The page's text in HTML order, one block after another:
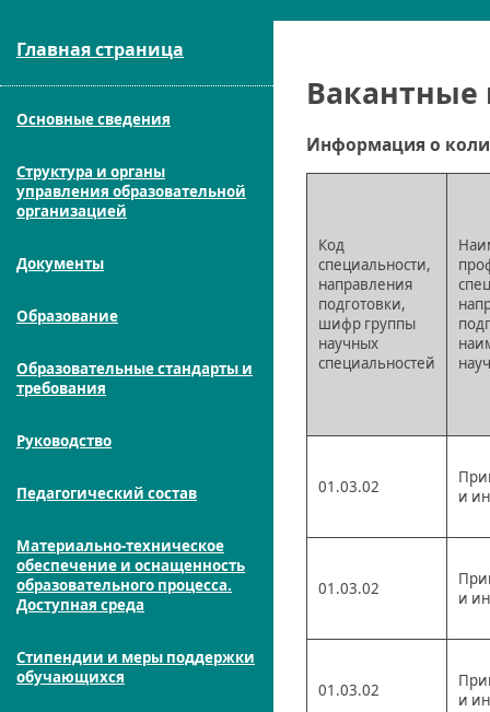
Главная страница
Основные сведения
Структура и органы
управления образовательной
организацией
Документы
Образование
Образовательные стандарты и
требования
Руководство
Педагогический состав
Материально-техническое
обеспечение и оснащенность
образовательного процесса.
Доступная среда
Стипендии и меры поддержки
обучающихся
Вакантные
Информация о
Код
специальности,
направления
подготовки,
шифр группы
научных
специальностей
01.03.02
и
01.03.02
и
01.03.02
и